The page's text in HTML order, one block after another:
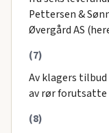
Pettersen &
Øvergård AS
(7)
Av klagers
av rør forutsatte
(8)